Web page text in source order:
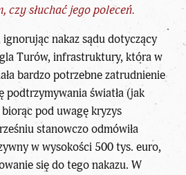
czy słuchać jego poleceń.
ignorując nakaz sądu dotyczący
Turów, infrastruktury, która w
bardzo potrzebne zatrudnienie
podtrzymywania światła (jak
biorąc pod uwagę kryzys
stanowczo odmówiła
w wysokości 500 tys. euro,
się do tego nakazu. W